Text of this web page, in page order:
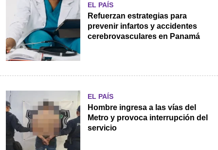
EL PAÍS
Refuerzan estrategias para
prevenir infartos y accidentes
cerebrovasculares en Panamá
EL PAÍS
Hombre ingresa a las vías del
Metro y provoca interrupción del
servicio